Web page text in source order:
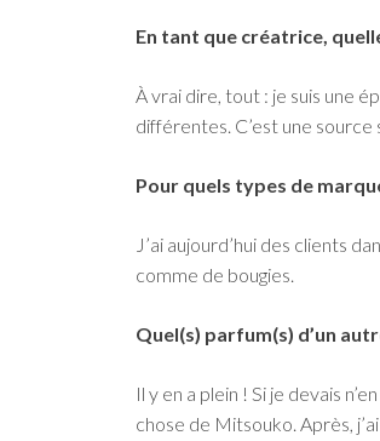
En tant que créatrice,
À vrai dire, tout : je suis une
différentes. C’est une source
Pour quels types de
J’ai aujourd’hui des clients
comme de bougies.
Quel(s) parfum(s) d’un
Il y en a plein ! Si je devais
chose de Mitsouko. Après,